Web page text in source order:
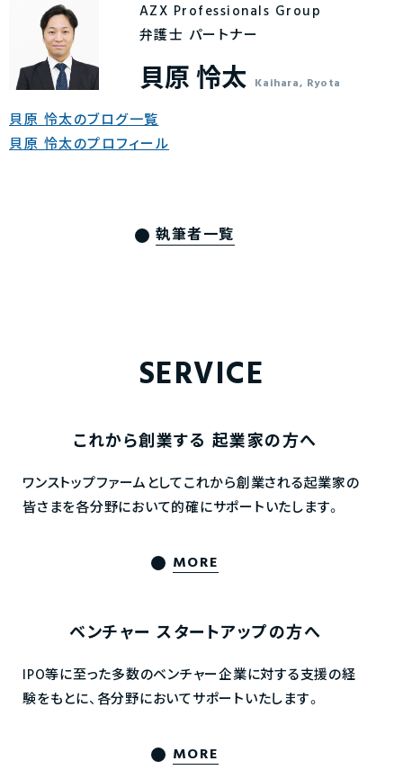
AZX Professionals Group
弁護士 パートナー
貝原 怜太 Kaihara, Ryota
貝原 怜太のブログ一覧
貝原 怜太のプロフィール
執筆者一覧
SERVICE
これから創業する 起業家の方へ
ワンストップファームとしてこれから創業される起業家の
皆さまを各分野において的確にサポートいたします。
MORE
ベンチャー スタートアップの方へ
IPO等に至った多数のベンチャー企業に対する支援の経
験をもとに、各分野においてサポートいたします。
MORE